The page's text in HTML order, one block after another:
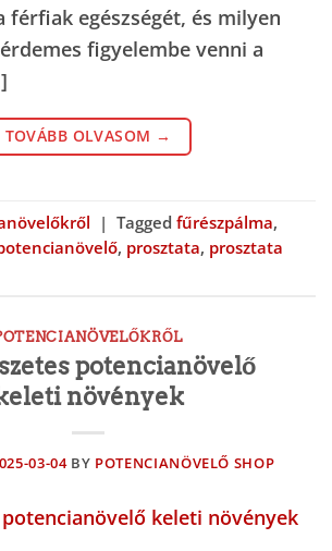
férfiak egészségét, és milyen
figyelembe venni a
TOVÁBB OLVASOM →
| Tagged fűrészpálma,
, prosztata, prosztata
potencianövelő
növények
03-04 BY POTENCIANÖVELŐ SHOP